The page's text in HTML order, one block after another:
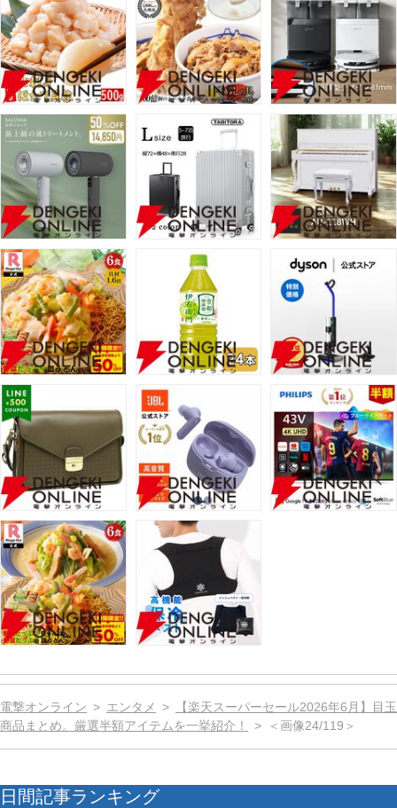
電撃オンライン エンタメ
【楽天スーパーセール2026年6月】目玉
商品まとめ。厳選半額アイテムを一挙紹介！
＜画像24/119＞
日間記事ランキング